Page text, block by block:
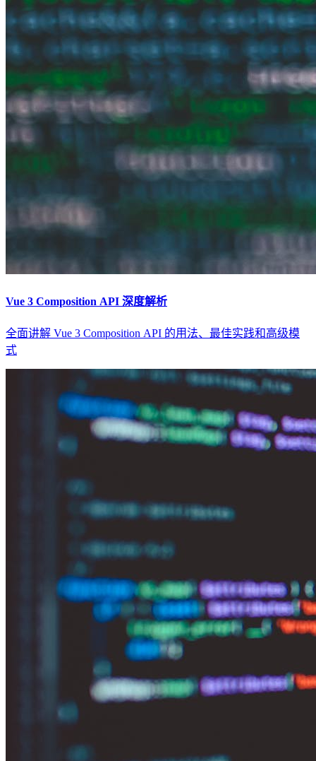
Vue 3 Composition API 深度解析
全面讲解 Vue 3 Composition API 的用法、最佳实践和高级模
式